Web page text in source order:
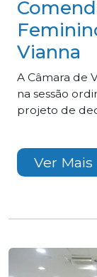
Vianna
A Câmara de
na sessão
projeto de
Ver Mais